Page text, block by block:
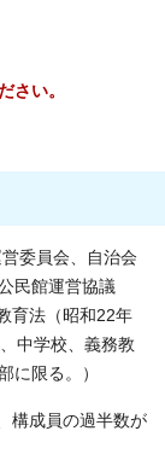
さい。
委員会、自治会
民館運営協議
育法（昭和22年
中学校、義務教
に限る。）
構成員の過半数が